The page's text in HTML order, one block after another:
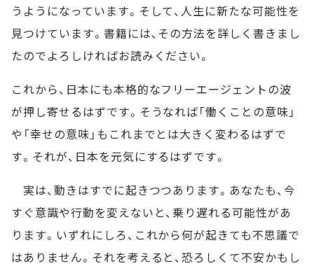
うようになっています。そして、人生に新たな可能性を
見つけています。書籍には、その方法を詳しく書きまし
たのでよろしければお読みください。
これから、日本にも本格的なフリーエージェントの波
が押し寄せるはずです。そうなれば「働くことの意味」
や「幸せの意味」もこれまでとは大きく変わるはずで
す。それが、日本を元気にするはずです。
実は、動きはすでに起きつつあります。あなたも、今
すぐ意識や行動を変えないと、乗り遅れる可能性があ
ります。いずれにしろ、これから何が起きても不思議で
はありません。それを考えると、恐ろしくて不安かもし